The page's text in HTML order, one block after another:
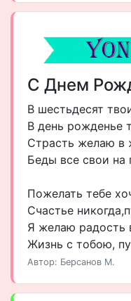
С Днем
В шестьдесят
В день рожденье
Страсть желаю в
Беды все свои на
Пожелать тебе
Счастье
Я желаю радость
Жизнь с тобою,
Автор: Берсанов М.